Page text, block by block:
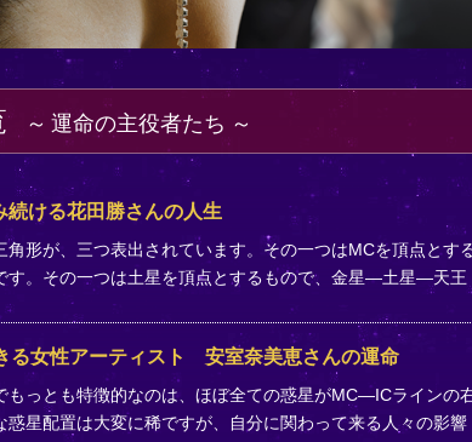
運命の主役者たち
続ける花田勝さんの人生
角形が、三つ表出されています。その一つはMCを頂点と
す。その一つは土星を頂点とするもので、金星―土星―天王
る女性アーティスト 安室奈美恵さんの運命
もっとも特徴的なのは、ほぼ全ての惑星がMC―ICラインの
惑星配置は大変に稀ですが、自分に関わって来る人々の影響